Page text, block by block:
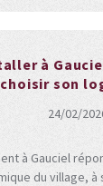
à
choisir son
24/02/
à Gauciel
du village,